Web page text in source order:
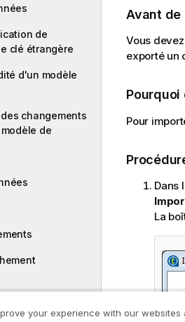
de
clé étrangère
d'un modèle
changements
de
i
i
t
-
o
Avant de
Vous
exporté un
Pour
Dans
La
your experience with our websites